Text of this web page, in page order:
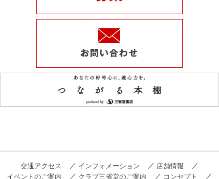
交通アクセス インフォメーション
店舗情報
イベントのご案内
クラブ三省堂のご案内 コンセプト